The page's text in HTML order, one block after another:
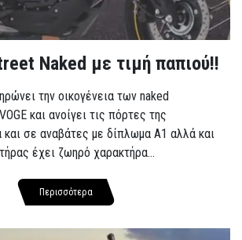
Naked με τιμή παπιού!!
την οικογένεια των naked
και ανοίγει τις πόρτες της
σε αναβάτες με δίπλωμα A1 αλλά και
έχει ζωηρό χαρακτήρα...
Περισσότερα